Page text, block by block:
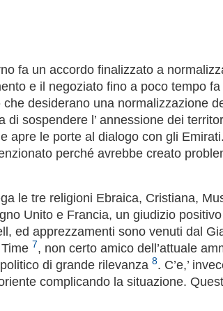
fa un accordo finalizzato a
e il negoziato fino a poco tempo
desiderano una normalizzazione
di sospendere l’ annessione dei
le porte al dialogo con gli
perché avrebbe creato
le tre religioni Ebraica, Cristiana,
Unito e Francia, un giudizio
ed apprezzamenti sono venuti dal
7, non certo amico dell’attuale
di grande rilevanza 8. C’e,’
complicando la situazione.